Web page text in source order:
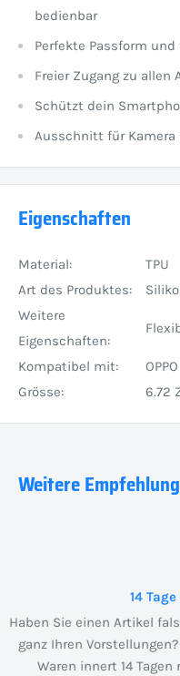
bedienbar
Perfekte Passform
Freier Zugang zu allen
Schützt dein
Ausschnitt für Kamera
Eigenschaften
Material:
TPU
Art des Produktes:
Weitere
Eigenschaften:
Kompatibel mit:
Grösse:
6.72
Weitere
14
Haben Sie einen Artikel
ganz Ihren
Waren innert 14